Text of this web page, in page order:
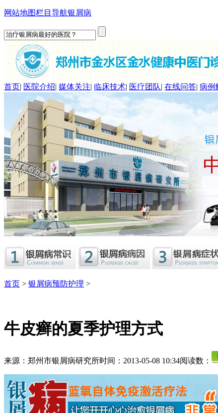
网站地图栏目导航银屑病
首页| 医院介绍| 媒体关注| 临床技术| 医疗团队| 在线问答| 病例
首页 > 银屑病预防护理 >
牛皮癣的夏季护理方式
来源：郑州市银屑病研究所时间：2013-05-08 10:34阅读数：